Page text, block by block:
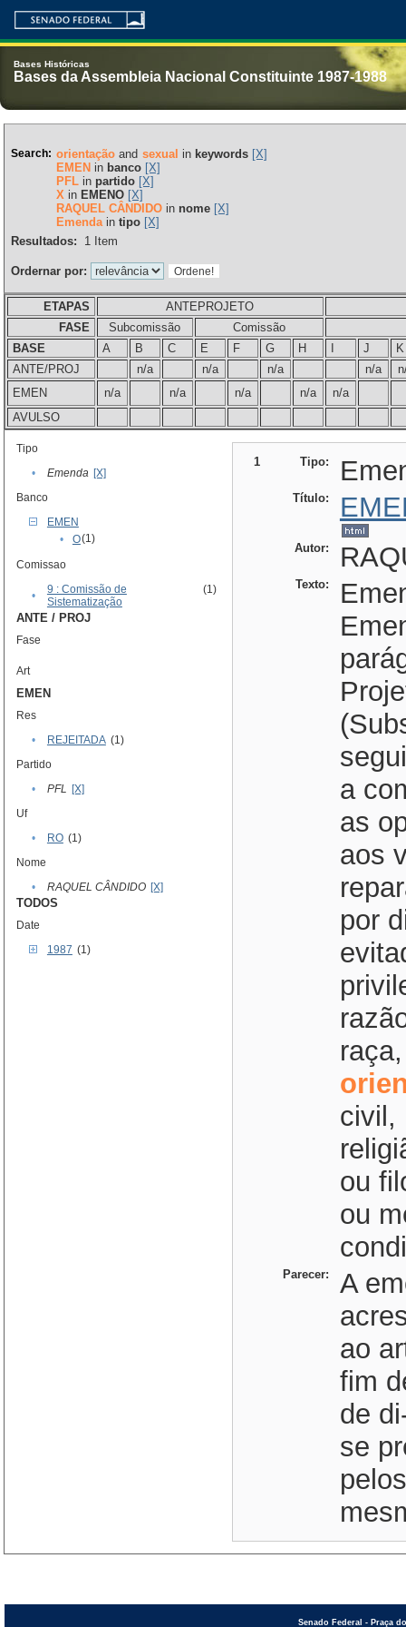
Bases Históricas
Bases da Assembleia Nacional Constituinte 1987-1988
Search: orientaçãoand sexual in keywords [X]
EMEN in banco [X]
PFLin partido [X]
Xin EMENO [X]
RAQUEL CÂNDIDOin nome [X]
Emendain tipo [X]
Resultados:
1Item
Ordernar por:
ETAPAS
ANTEPROJETO
FASE
Subcomissão
Comissão
BASE
A B C E F G H J
K
ANTE/PROJ
n/a n/a n/a n/a
EMEN
n/a n/a n/a n/a
n/a
AVULSO
Tipo
•
Emenda [X]
Banco
EMEN
•
O(1)
Comissao
•
9 : Comissão de
Sistematização
(1)
ANTE / PROJ
Fase
Art
EMEN
Res
•
REJEITADA (1)
Partido
•
PFL [X]
Uf
•
RO (1)
Nome
•
RAQUEL CÂNDIDO [X]
TODOS
Date
1987 (1)
1 Tipo:
Título:
Autor:
Texto:
a
as
aos
por
civil,
ou
ou
Parecer:
A
ao
fim
de
se
Senado Federal - Praça